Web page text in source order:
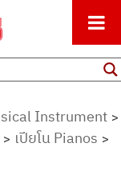
ชีพ
Instrument >
> เปียโน Pianos >